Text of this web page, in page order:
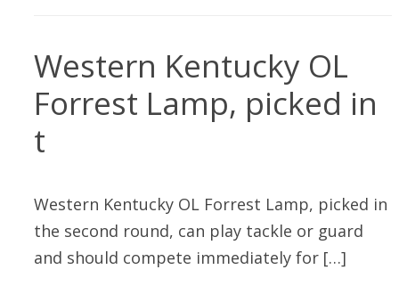
Western Kentucky OL
Forrest Lamp, picked in
t
Western Kentucky OL Forrest Lamp, picked in
the second round, can play tackle or guard
and should compete immediately for […]